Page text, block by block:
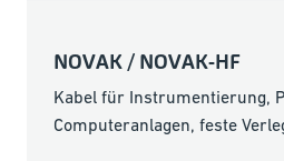
NOVAK / NOVAK-HF
Kabel für Instrumentierung,
Computeranlagen, feste